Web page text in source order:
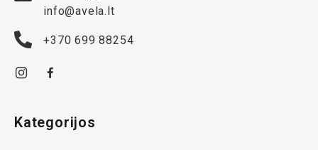
info@avela.lt
+370 699 88254
Kategorijos